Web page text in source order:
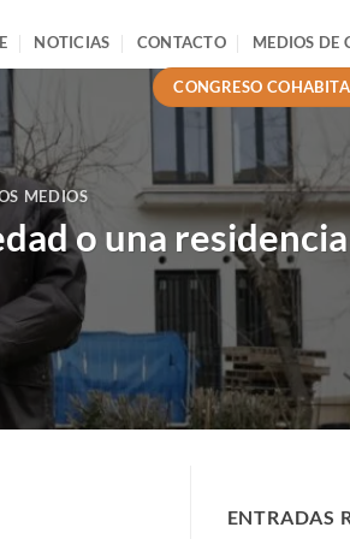
NOTICIAS CONTACTO MEDIOS DE
CONGRESO
MEDIOS
o una residencia
ENTRADAS